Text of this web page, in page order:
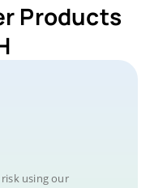
Products
using our